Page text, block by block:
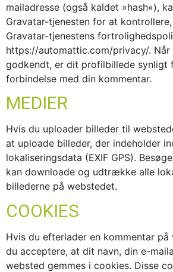
mailadresse (også kaldet »hash«),
Gravatar-tjenesten for at
Gravatar-tjenestens
https://automattic.com/privacy/. Når
godkendt, er dit profilbillede synligt
forbindelse med din kommentar.
MEDIER
Hvis du uploader billeder til
at uploade billeder, der indeholder
lokaliseringsdata (EXIF GPS).
kan downloade og udtrække alle
billederne på webstedet.
COOKIES
Hvis du efterlader en kommentar på
du acceptere, at dit navn, din e-
websted gemmes i cookies. Disse